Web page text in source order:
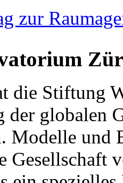
zur
die Stiftung
globalen
Modelle und
Gesellschaft